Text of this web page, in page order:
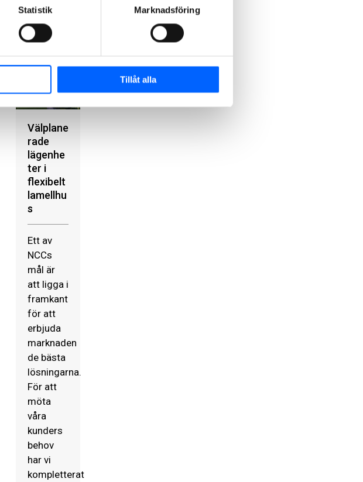
Statistik Marknadsföring
Tillåt alla
tmärk
ning:
Svane
Välplane
rade
lägenhe
ter i
flexibelt
lamellhu
s
Ett av
NCCs
mål är
att ligga i
framkant
för att
erbjuda
marknaden
de bästa
lösningarna.
För att
möta
våra
kunders
behov
har vi
kompletterat